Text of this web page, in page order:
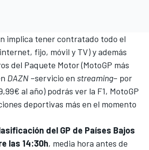
implica tener contratado todo el
fijo, móvil y TV) y además
del Paquete Motor (MotoGP más
DAZN –servicio en streaming– por
al año) podrás ver la F1, MotoGP
deportivas más en el momento
del GP de Países Bajos
las 14:30h, media hora antes de